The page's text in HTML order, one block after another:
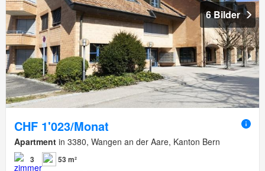
6 Bilder
CHF 1'023/Monat
Apartment in 3380, Wangen an der Aare, Kanton Bern
3 53 m²